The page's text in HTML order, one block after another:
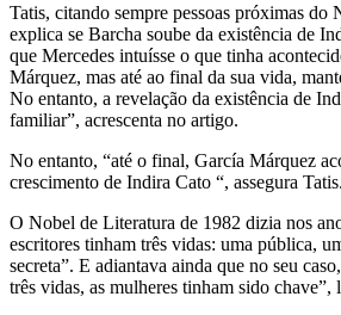
Tatis, citando sempre pessoas próximas do
explica se Barcha soube da existência de
que Mercedes intuísse o que tinha
Márquez, mas até ao final da sua vida,
No entanto, a revelação da existência de
familiar”, acrescenta no artigo.
No entanto, “até o final, García Márquez
crescimento de Indira Cato “, assegura Tatis.
O Nobel de Literatura de 1982 dizia nos
escritores tinham três vidas: uma pública,
secreta”. E adiantava ainda que no seu
três vidas, as mulheres tinham sido chave”,